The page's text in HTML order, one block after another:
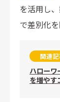
を活用し
で差別化
関連
ハローワ
を増やす